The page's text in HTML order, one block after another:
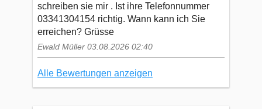
schreiben sie mir . Ist ihre Telefonnummer
03341304154 richtig. Wann kann ich Sie
erreichen? Grüsse
Ewald Müller 03.08.2026 02:40
Alle Bewertungen anzeigen